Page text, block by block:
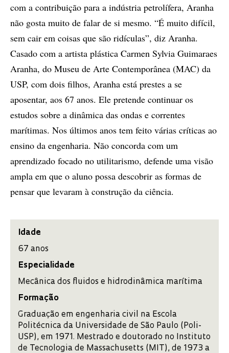
com a contribuição para a indústria petrolífera, Aranha
não gosta muito de falar de si mesmo. “É muito difícil,
sem cair em coisas que são ridículas”, diz Aranha.
Casado com a artista plástica Carmen Sylvia Guimaraes
Aranha, do Museu de Arte Contemporânea (MAC) da
USP, com dois filhos, Aranha está prestes a se
aposentar, aos 67 anos. Ele pretende continuar os
estudos sobre a dinâmica das ondas e correntes
marítimas. Nos últimos anos tem feito várias críticas ao
ensino da engenharia. Não concorda com um
aprendizado focado no utilitarismo, defende uma visão
ampla em que o aluno possa descobrir as formas de
pensar que levaram à construção da ciência.
Idade
67 anos
Especialidade
Mecânica dos fluidos e hidrodinâmica marítima
Formação
Graduação em engenharia civil na Escola
Politécnica da Universidade de São Paulo (Poli-
USP), em 1971. Mestrado e doutorado no Instituto
de Tecnologia de Massachusetts (MIT), de 1973 a